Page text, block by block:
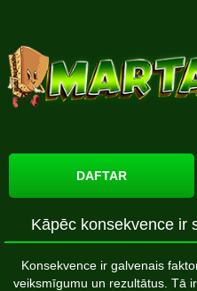
DAFTAR
Kāpēc konsekvence ir
Konsekvence ir galvenais
veiksmīgumu un rezultātus. Tā